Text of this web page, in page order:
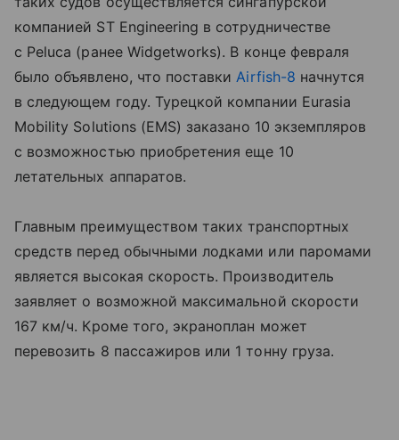
компанией ST Engineering в сотрудничестве
с Peluca (ранее Widgetworks). В конце февраля
было объявлено, что поставкиAirfish-8 начнутся
в следующем году. Турецкой компании Eurasia
Mobility Solutions (EMS) заказано 10 экземпляров
с возможностью приобретения еще 10
летательных аппаратов.
Главным преимуществом таких транспортных
средств перед обычными лодками или паромами
является высокая скорость. Производитель
заявляет о возможной максимальной скорости
167 км/ч. Кроме того, экраноплан может
перевозить 8 пассажиров или 1 тонну груза.